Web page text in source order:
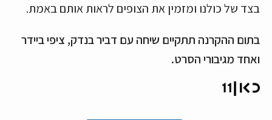
בצד של כולנו ומזמין את הצופים לראות אותם באמת.
בתום ההקרנה תתקיים שיחה עם דביר בנדק, ציפי ביידר
ואחד מגיבורי הסרט.